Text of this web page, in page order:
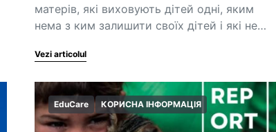
матерів, які виховують дітей одні, яким
нема з ким залишити своїх дітей і які не…
Vezi articolul
EduCare КОРИСНА ІНФОРМАЦІЯ